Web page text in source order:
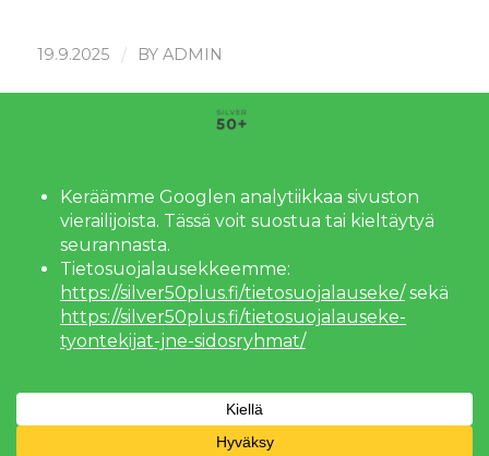
19.9.2025 / BY ADMIN
Tietosuojalauseke (työntekijät ja asiakkaat)